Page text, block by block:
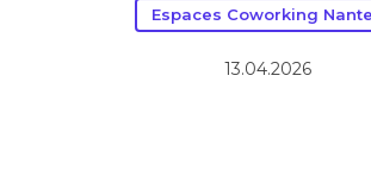
Espaces Coworking
13.04.2026